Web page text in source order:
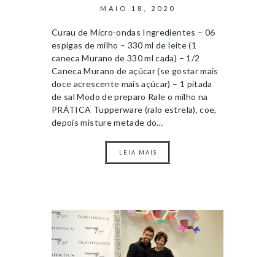
MAIO 18, 2020
Curau de Micro-ondas Ingredientes – 06
espigas de milho – 330 ml de leite (1
caneca Murano de 330 ml cada) – 1/2
Caneca Murano de açúcar (se gostar mais
doce acrescente mais açúcar) – 1 pitada
de sal Modo de preparo Rale o milho na
PRÁTICA Tupperware (ralo estrela), coe,
depois misture metade do…
LEIA MAIS